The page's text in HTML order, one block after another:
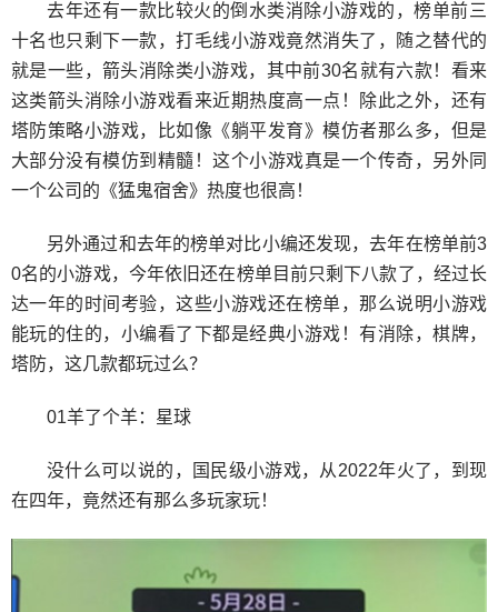
去年还有一款比较火的倒水类消除小游戏的，榜单前三
十名也只剩下一款，打毛线小游戏竟然消失了，随之替代的
就是一些，箭头消除类小游戏，其中前30名就有六款！看来
这类箭头消除小游戏看来近期热度高一点！除此之外，还有
塔防策略小游戏，比如像《躺平发育》模仿者那么多，但是
大部分没有模仿到精髓！这个小游戏真是一个传奇，另外同
一个公司的《猛鬼宿舍》热度也很高！
另外通过和去年的榜单对比小编还发现，去年在榜单前3
0名的小游戏，今年依旧还在榜单目前只剩下八款了，经过长
达一年的时间考验，这些小游戏还在榜单，那么说明小游戏
能玩的住的，小编看了下都是经典小游戏！有消除，棋牌，
塔防，这几款都玩过么？
01羊了个羊：星球
没什么可以说的，国民级小游戏，从2022年火了，到现
在四年，竟然还有那么多玩家玩！